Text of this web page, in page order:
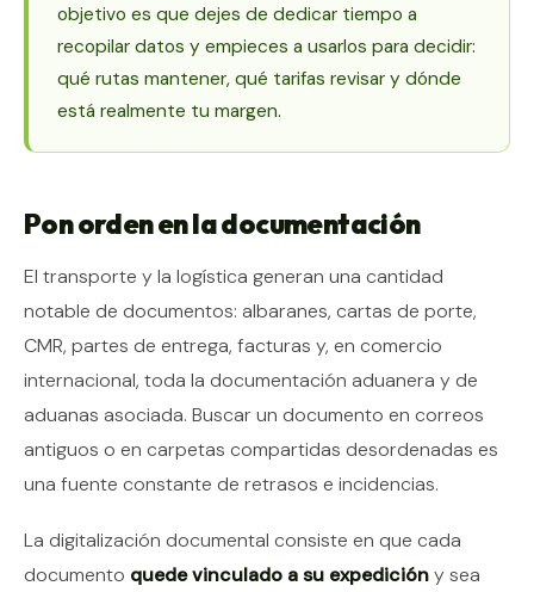
objetivo es que dejes de dedicar tiempo a
recopilar datos y empieces a usarlos para decidir:
qué rutas mantener, qué tarifas revisar y dónde
está realmente tu margen.
Pon orden en la documentación
El transporte y la logística generan una cantidad
notable de documentos: albaranes, cartas de porte,
CMR, partes de entrega, facturas y, en comercio
internacional, toda la documentación aduanera y de
aduanas asociada. Buscar un documento en correos
antiguos o en carpetas compartidas desordenadas es
una fuente constante de retrasos e incidencias.
La digitalización documental consiste en que cada
documento quede vinculado a su expedicióny sea